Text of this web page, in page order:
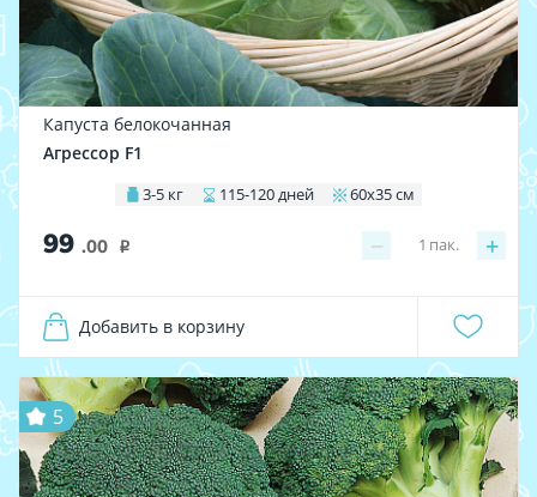
Капуста белокочанная
Агрессор F1
3-5 кг 115-120 дней 60х35 см
99 .00 i − +
1 пак.
Добавить в корзину
5